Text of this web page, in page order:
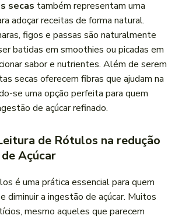
secas também representam uma
adoçar ‍receitas de forma natural.
figos e passas são naturalmente
batidas em smoothies ​ou picadas em
sabor e nutrientes. Além de serem
secas oferecem fibras que ajudam na
se uma opção perfeita para quem
de açúcar refinado.
de Rótulos na redução
Açúcar
é uma ⁣prática essencial para quem
diminuir a ingestão de açúcar. ​Muitos‍
mesmo aqueles que parecem